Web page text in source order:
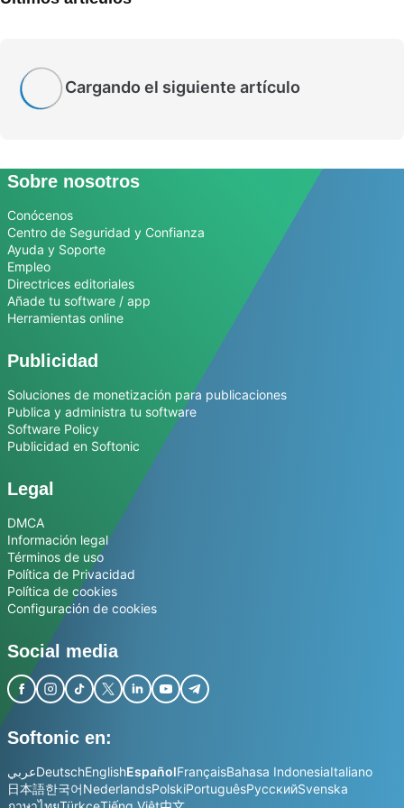
Cargando el siguiente artículo
Sobre nosotros
Conócenos
Centro de Seguridad y Confianza
Ayuda y Soporte
Empleo
Directrices editoriales
Añade tu software / app
Herramientas online
Publicidad
Soluciones de monetización para publicaciones
Publica y administra tu software
Software Policy
Publicidad en Softonic
Legal
DMCA
Información legal
Términos de uso
Política de Privacidad
Política de cookies
Configuración de cookies
Social media
Softonic en:
عربيDeutschEnglishEspañolFrançaisBahasa IndonesiaItaliano
日本語한국어NederlandsPolskiPortuguêsРусскийSvenska